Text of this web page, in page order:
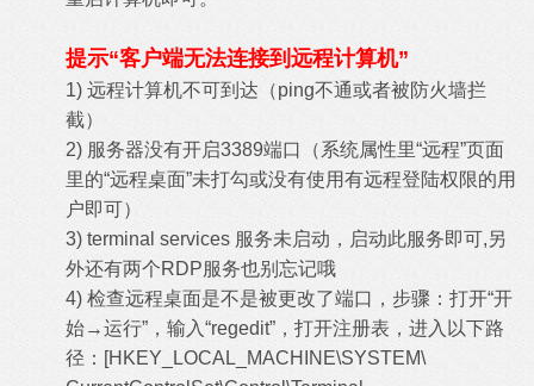
提示“客户端无法连接到远程计算机”
1) 远程计算机不可到达（ping不通或者被防火墙拦
截）
2) 服务器没有开启3389端口（系统属性里“远程”页面
里的“远程桌面”未打勾或没有使用有远程登陆权限的用
户即可）
3) terminal services 服务未启动，启动此服务即可,另
外还有两个RDP服务也别忘记哦
4) 检查远程桌面是不是被更改了端口，步骤：打开“开
始→运行”，输入“regedit”，打开注册表，进入以下路
径：[HKEY_LOCAL_MACHINE\SYSTEM\